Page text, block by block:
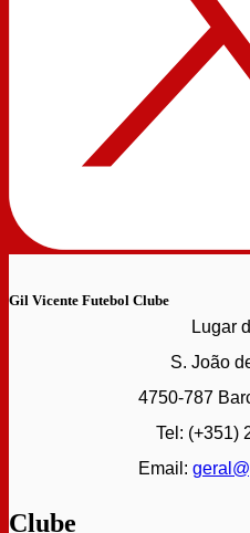
Gil Vicente Futebol Clube
Lugar
S. João
4750-787
Tel: (+351)
Email:
Clube